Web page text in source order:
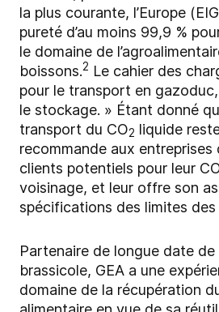
la plus courante, l’Europe
pureté d’au moins 99,9 %
le domaine de
boissons.2 Le cahier des
pour le transport en
le stockage. » Étant donné
transport du CO2 liquide
recommande aux entreprises
clients potentiels pour leur
voisinage, et leur offre son
spécifications des limites
Partenaire de longue date de
brassicole, GEA a une
domaine de la récupération